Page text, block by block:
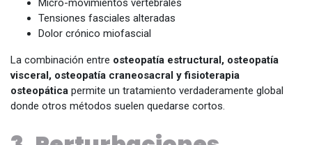
Micro-movimientos vertebrales
Tensiones fasciales alteradas
Dolor crónico miofascial
La combinación entre osteopatía estructural, osteopatía
visceral, osteopatía craneosacral y fisioterapia
osteopática permite un tratamiento verdaderamente global
donde otros métodos suelen quedarse cortos.